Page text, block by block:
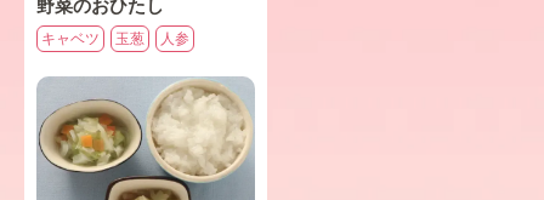
野菜のおひたし
キャベツ 玉葱 人参